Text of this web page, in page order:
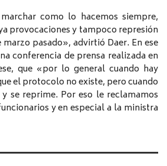
como lo hacemos siempre,
provocaciones y tampoco represión
pasado», advirtió Daer. En ese
conferencia de prensa realizada en
que «por lo general cuando hay
el protocolo no existe, pero cuando
se reprime. Por eso le reclamamos
y en especial a la ministra